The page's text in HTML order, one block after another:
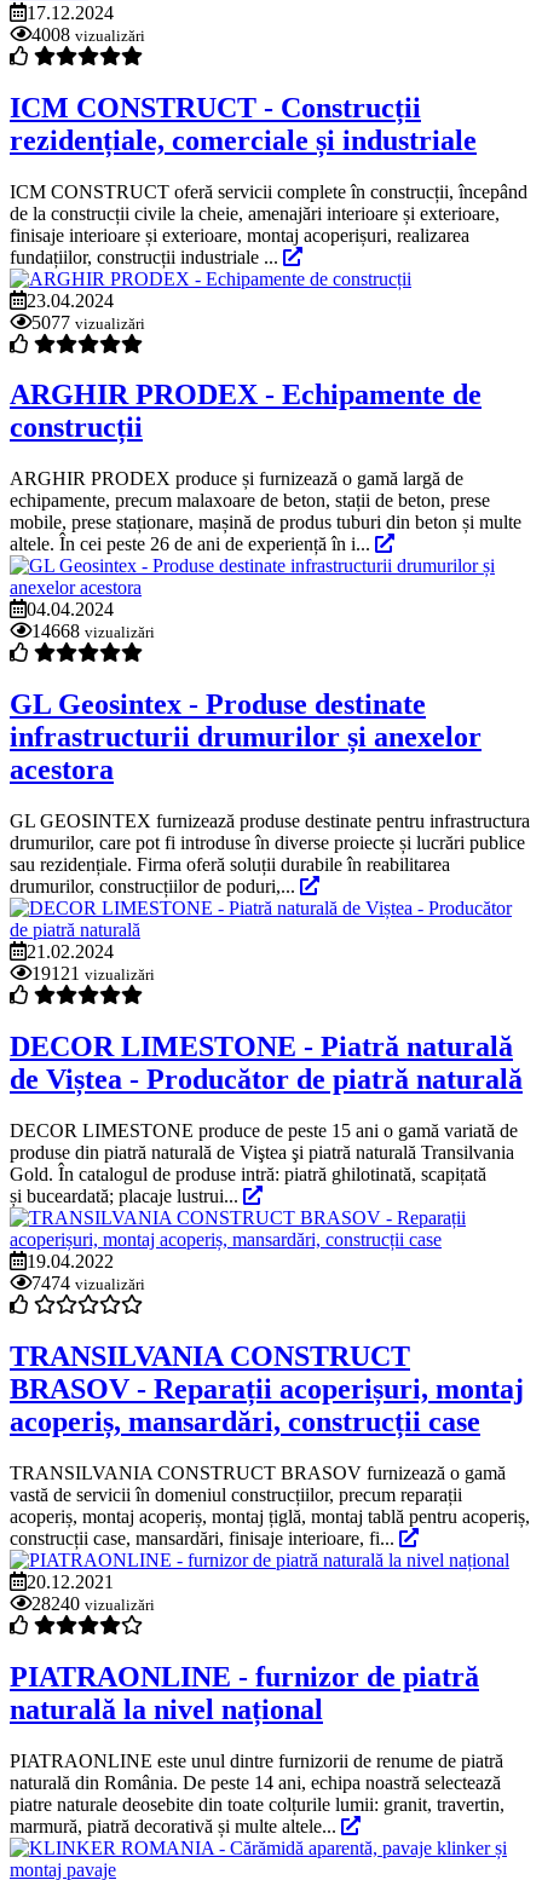
17.12.2024
4008 vizualizări
ICM CONSTRUCT - Construcții
rezidențiale, comerciale și industriale
ICM CONSTRUCT oferă servicii complete în construcții, începând
de la construcții civile la cheie, amenajări interioare și exterioare,
finisaje interioare și exterioare, montaj acoperișuri, realizarea
fundațiilor, construcții industriale ...
23.04.2024
5077 vizualizări
ARGHIR PRODEX - Echipamente de
construcții
ARGHIR PRODEX produce și furnizează o gamă largă de
echipamente, precum malaxoare de beton, stații de beton, prese
mobile, prese staționare, mașină de produs tuburi din beton și multe
altele. În cei peste 26 de ani de experiență în i...
04.04.2024
14668 vizualizări
GL Geosintex - Produse destinate
infrastructurii drumurilor și anexelor
acestora
GL GEOSINTEX furnizează produse destinate pentru infrastructura
drumurilor, care pot fi introduse în diverse proiecte și lucrări publice
sau rezidențiale. Firma oferă soluții durabile în reabilitarea
drumurilor, construcțiilor de poduri,...
21.02.2024
19121 vizualizări
DECOR LIMESTONE - Piatră naturală
de Viștea - Producător de piatră naturală
DECOR LIMESTONE produce de peste 15 ani o gamă variată de
produse din piatră naturală de Viştea şi piatră naturală Transilvania
Gold. În catalogul de produse intră: piatră ghilotinată, scapițată
și buceardată; placaje lustrui...
19.04.2022
7474 vizualizări
TRANSILVANIA CONSTRUCT
BRASOV - Reparații acoperișuri, montaj
acoperiș, mansardări, construcții case
TRANSILVANIA CONSTRUCT BRASOV furnizează o gamă
vastă de servicii în domeniul construcțiilor, precum reparații
acoperiș, montaj acoperiș, montaj țiglă, montaj tablă pentru acoperiș,
construcții case, mansardări, finisaje interioare, fi...
20.12.2021
28240 vizualizări
PIATRAONLINE - furnizor de piatră
naturală la nivel național
PIATRAONLINE este unul dintre furnizorii de renume de piatră
naturală din România. De peste 14 ani, echipa noastră selectează
piatre naturale deosebite din toate colțurile lumii: granit, travertin,
marmură, piatră decorativă și multe altele...